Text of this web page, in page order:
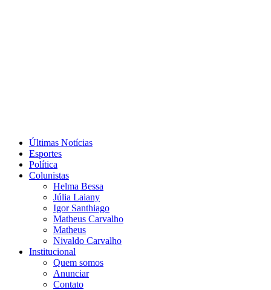
Últimas Notícias
Esportes
Política
Colunistas
Helma Bessa
Júlia Laiany
Igor Santhiago
Matheus Carvalho
Matheus
Nivaldo Carvalho
Institucional
Quem somos
Anunciar
Contato